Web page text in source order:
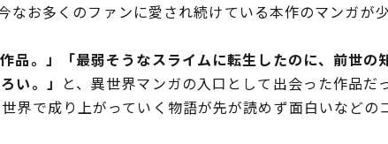
お多くのファンに愛され続けている本作のマンガが
。」「最弱そうなスライムに転生したのに、前世の
い。」 と、異世界マンガの入口として出会った作品だ
界で成り上がっていく物語が先が読めず面白いなどの